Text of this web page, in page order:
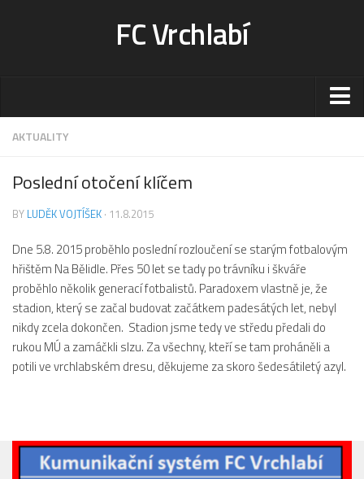
FC Vrchlabí
Stadion
Kontakt-rezervace
Ceník
Fotogalerie
Klub
Kontakt
Vedení
Historie
A tým
Zápasy MA 2026/27
AKTUALITY
Poslední otočení klíčem
BY LUDĚK VOJTÍŠEK · 11.8.2015
Dne 5.8. 2015 proběhlo poslední rozloučení se starým fotbalovým
hřištěm Na Bělidle. Přes 50 let se tady po trávníku i škváře
proběhlo několik generací fotbalistů. Paradoxem vlastně je, že
stadion, který se začal budovat začátkem padesátých let, nebyl
nikdy zcela dokončen. Stadion jsme tedy ve středu předali do
rukou MÚ a zamáčkli slzu. Za všechny, kteří se tam proháněli a
potili ve vrchlabském dresu, děkujeme za skoro šedesátiletý azyl.